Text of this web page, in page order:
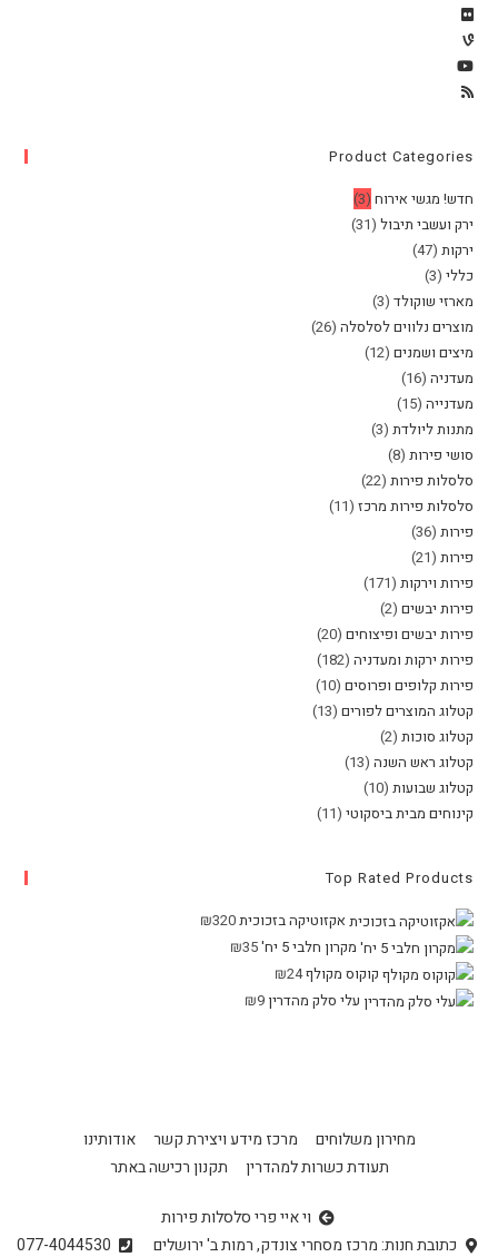
Product Categories
חדש! מגשי אירוח (3)
ירק ועשבי תיבול (31)
ירקות (47)
כללי (3)
מארזי שוקולד (3)
מוצרים נלווים לסלסלה (26)
מיצים ושמנים (12)
מעדניה (16)
מעדנייה (15)
מתנות ליולדת (3)
סושי פירות (8)
סלסלות פירות (22)
סלסלות פירות מרכז (11)
פירות (36)
פירות (21)
פירות וירקות (171)
פירות יבשים (2)
פירות יבשים ופיצוחים (20)
פירות ירקות ומעדניה (182)
פירות קלופים ופרוסים (10)
קטלוג המוצרים לפורים (13)
קטלוג סוכות (2)
קטלוג ראש השנה (13)
קטלוג שבועות (10)
קינוחים מבית ביסקוטי (11)
Top Rated Products
אקזוטיקה בזכוכית
₪320
מקרון חלבי 5 יח'
₪35
קוקוס מקולף
₪24
עלי סלק מהדרין
₪9
מחירון משלוחים מרכז מידע ויצירת קשר
אודותינו
תעודת כשרות למהדרין
תקנון רכישה באתר
וי איי פרי סלסלות פירות
כתובת חנות: מרכז מסחרי צונדק, רמות ב' ירושלים
077-4044530